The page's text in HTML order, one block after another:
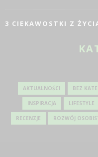
3 CIEKAWOSTKI Z
AKTUALNOŚCI BEZ
INSPIRACJA LIFESTYLE
RECENZJE ROZWÓJ